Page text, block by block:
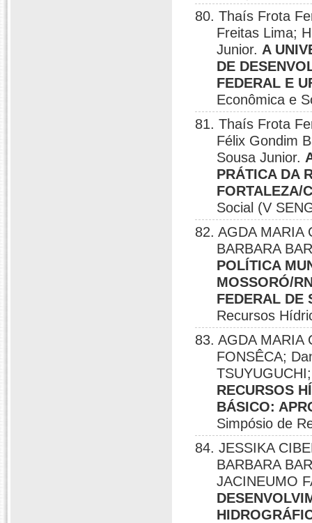
80. Thaís Frota
Freitas Lima;
Junior. A
DE
FEDERAL E
Econômica e
81. Thaís Frota
Félix Gondim
Sousa Junior.
PRÁTICA DA
FORTALEZA/
Social (V
82. AGDA MARIA
BARBARA
POLÍTICA
MOSSORÓ/
FEDERAL DE
Recursos
83. AGDA MARIA
FONSÊCA;
RECURSOS
BÁSICO:
Simpósio de
84. JESSIKA
BARBARA
JACINEUMO